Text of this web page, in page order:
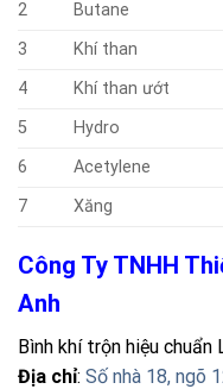
2 Butane
3
Khí than
4
Khí than ướt
5
Hydro
6
Acetylene
7
Xăng
Công Ty TNHH
Anh
Bình khí trộn hiệu chuẩn
Địa chỉ: Số nhà 18, ngõ